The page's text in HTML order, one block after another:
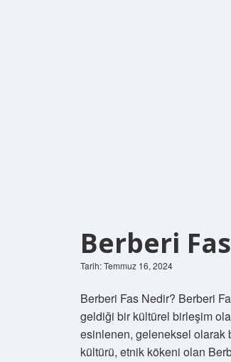
Berberi
Tarih: Temmuz 16, 2024
Berberi Fas Nedir? Berberi
geldiği bir kültürel birleşim
esinlenen, geleneksel olarak
kültürü, etnik kökeni olan